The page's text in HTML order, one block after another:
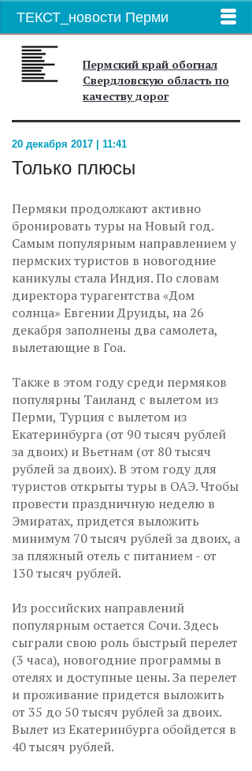
ТЕКСТ_новости Перми
Пермский край обогнал
Свердловскую область по
качеству дорог
20 декабря 2017 | 11:41
Только плюсы
Пермяки продолжают активно
бронировать туры на Новый год.
Самым популярным направлением у
пермских туристов в новогодние
каникулы стала Индия. По словам
директора турагентства «Дом
солнца» Евгении Друиды, на 26
декабря заполнены два самолета,
вылетающие в Гоа.
Также в этом году среди пермяков
популярны Таиланд с вылетом из
Перми, Турция с вылетом из
Екатеринбурга (от 90 тысяч рублей
за двоих) и Вьетнам (от 80 тысяч
рублей за двоих). В этом году для
туристов открыты туры в ОАЭ. Чтобы
провести праздничную неделю в
Эмиратах, придется выложить
минимум 70 тысяч рублей за двоих, а
за пляжный отель с питанием - от
130 тысяч рублей.
Из российских направлений
популярным остается Сочи. Здесь
сыграли свою роль быстрый перелет
(3 часа), новогодние программы в
отелях и доступные цены. За перелет
и проживание придется выложить
от 35 до 50 тысяч рублей за двоих.
Вылет из Екатеринбурга обойдется в
40 тысяч рублей.